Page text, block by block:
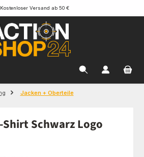
Kostenloser Versand ab 50 €
Jacken + Oberteile
Shirt Schwarz Logo